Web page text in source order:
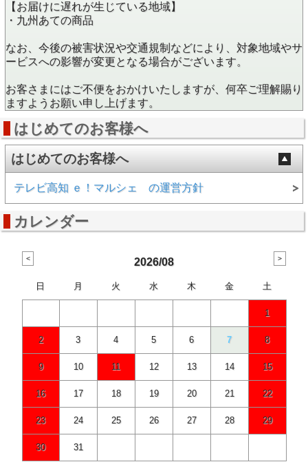
【お届けに遅れが生じている地域】
・九州あての商品
なお、今後の被害状況や交通規制などにより、対象地域やサ
ービスへの影響が変更となる場合がございます。
お客さまにはご不便をおかけいたしますが、何卒ご理解賜り
ますようお願い申し上げます。
はじめてのお客様へ
はじめてのお客様へ
テレビ高知 ｅ！マルシェ の運営方針
カレンダー
2026/08
日 月 火 水 木 金 土
1
2 3 4 5 6 7 8
9 10 11 12 13 14 15
16 17 18 19 20 21 22
23 24 25 26 27 28 29
30 31